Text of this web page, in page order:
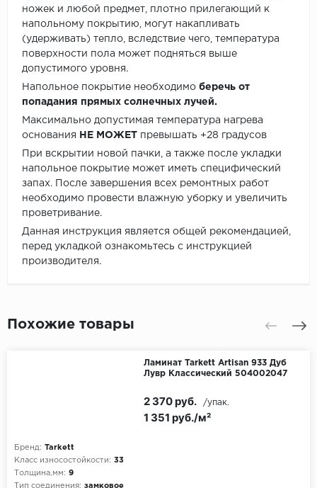
ножек и любой предмет, плотно прилегающий к
напольному покрытию, могут накапливать
(удерживать) тепло, вследствие чего, температура
поверхности пола может подняться выше
допустимого уровня.
Напольное покрытие необходимо беречь от
попадания прямых солнечных лучей.
Максимально допустимая температура нагрева
основания
НЕ МОЖЕТ превышать +28 градусов
При вскрытии новой пачки, а также после укладки
напольное покрытие может иметь специфический
запах. После завершения всех ремонтных работ
необходимо провести влажную уборку и увеличить
проветривание.
Данная инструкция является общей рекомендацией,
перед укладкой ознакомьтесь с инструкцией
производителя.
Похожие товары
Ламинат Tarkett Artisan 933 Дуб
Лувр Классический 504002047
Бренд: Tarkett
Класс износостойкости: 33
Толщина,мм: 9
Тип соединения: замковое
1 351 руб./м²
2 370 руб. /упак.